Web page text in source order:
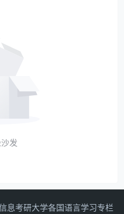
发
息考研大学各国语言学习专栏